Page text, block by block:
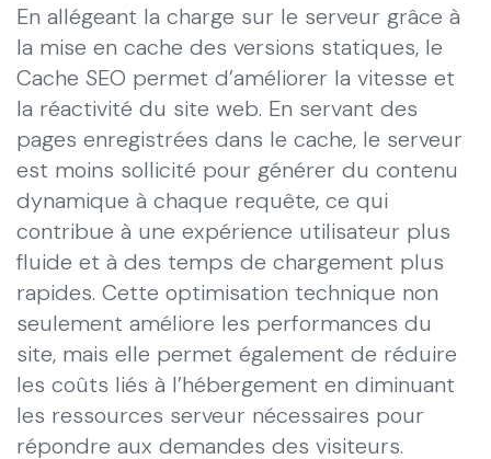
En allégeant la charge sur le serveur grâce à
la mise en cache des versions statiques, le
Cache SEO permet d’améliorer la vitesse et
la réactivité du site web. En servant des
pages enregistrées dans le cache, le serveur
est moins sollicité pour générer du contenu
dynamique à chaque requête, ce qui
contribue à une expérience utilisateur plus
fluide et à des temps de chargement plus
rapides. Cette optimisation technique non
seulement améliore les performances du
site, mais elle permet également de réduire
les coûts liés à l’hébergement en diminuant
les ressources serveur nécessaires pour
répondre aux demandes des visiteurs.